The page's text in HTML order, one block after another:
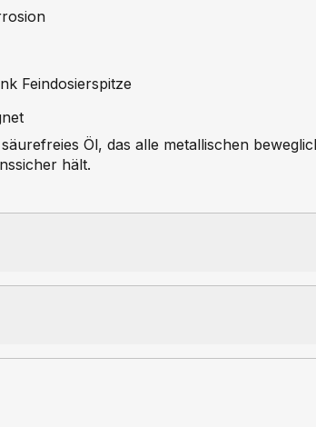
Feindosierspitze
Öl, das alle metallischen
hält.